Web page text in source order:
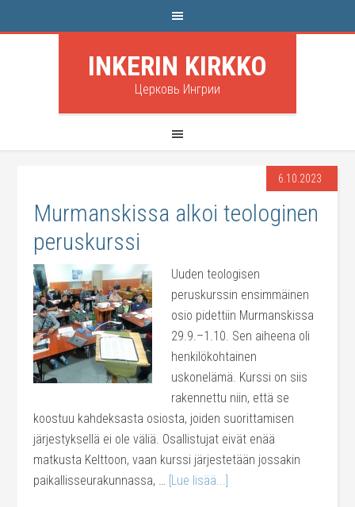
INKERIN KIRKKO
Церковь Ингрии
6.10.2023
Murmanskissa alkoi teologinen
peruskurssi
Uuden teologisen
peruskurssin ensimmäinen
osio pidettiin Murmanskissa
29.9.–1.10. Sen aiheena oli
henkilökohtainen
uskonelämä. Kurssi on siis
rakennettu niin, että se
koostuu kahdeksasta osiosta, joiden suorittamisen
järjestyksellä ei ole väliä. Osallistujat eivät enää
matkusta Kelttoon, vaan kurssi järjestetään jossakin
paikallisseurakunnassa, … [Lue lisää...]